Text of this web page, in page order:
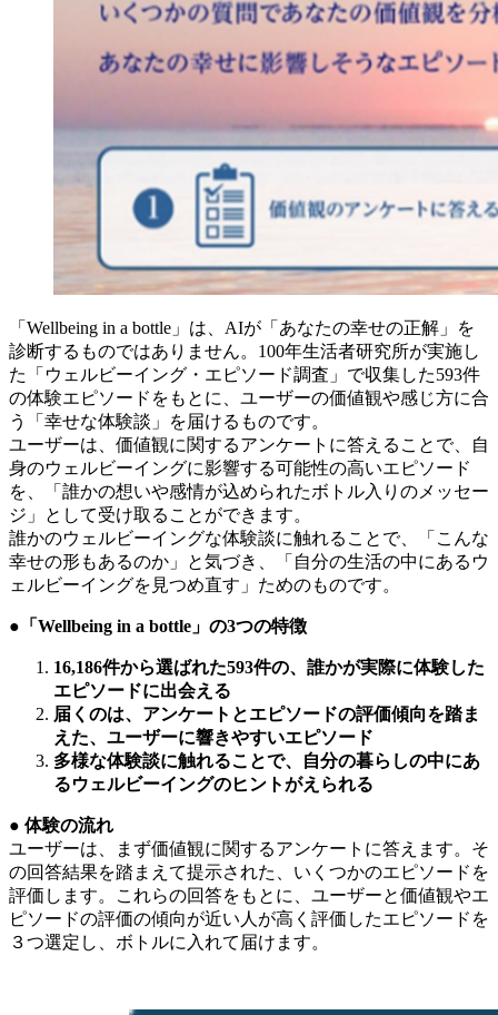
「Wellbeing in a bottle」は、AIが「あなたの幸せの正解」を
診断するものではありません。100年生活者研究所が実施し
た「ウェルビーイング・エピソード調査」で収集した593件
の体験エピソードをもとに、ユーザーの価値観や感じ方に合
う「幸せな体験談」を届けるものです。
ユーザーは、価値観に関するアンケートに答えることで、自
身のウェルビーイングに影響する可能性の高いエピソード
を、「誰かの想いや感情が込められたボトル入りのメッセー
ジ」として受け取ることができます。
誰かのウェルビーイングな体験談に触れることで、「こんな
幸せの形もあるのか」と気づき、「自分の生活の中にあるウ
ェルビーイングを見つめ直す」ためのものです。
●「Wellbeing in a bottle」の3つの特徴
16,186件から選ばれた593件の、誰かが実際に体験した
エピソードに出会える
届くのは、アンケートとエピソードの評価傾向を踏ま
えた、ユーザーに響きやすいエピソード
多様な体験談に触れることで、自分の暮らしの中にあ
るウェルビーイングのヒントがえられる
● 体験の流れ
ユーザーは、まず価値観に関するアンケートに答えます。そ
の回答結果を踏まえて提示された、いくつかのエピソードを
評価します。これらの回答をもとに、ユーザーと価値観やエ
ピソードの評価の傾向が近い人が高く評価したエピソードを
３つ選定し、ボトルに入れて届けます。